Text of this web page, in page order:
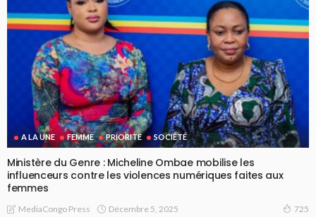
A LA UNE FEMME PRIORITE SOCIÉTÉ
Ministère du Genre : Micheline Ombae mobilise les
influenceurs contre les violences numériques faites aux
femmes
MediaCongo Press Décembre 5, 2025 725